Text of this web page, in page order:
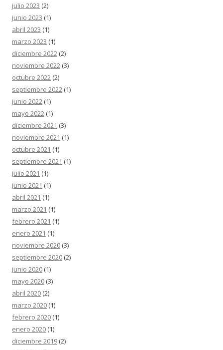
julio 2023 (2)
junio 2023 (1)
abril 2023 (1)
marzo 2023 (1)
diciembre 2022 (2)
noviembre 2022 (3)
octubre 2022 (2)
septiembre 2022 (1)
junio 2022 (1)
mayo 2022 (1)
diciembre 2021 (3)
noviembre 2021 (1)
octubre 2021 (1)
septiembre 2021 (1)
julio 2021 (1)
junio 2021 (1)
abril 2021 (1)
marzo 2021 (1)
febrero 2021 (1)
enero 2021 (1)
noviembre 2020 (3)
septiembre 2020 (2)
junio 2020 (1)
mayo 2020 (3)
abril 2020 (2)
marzo 2020 (1)
febrero 2020 (1)
enero 2020 (1)
diciembre 2019 (2)